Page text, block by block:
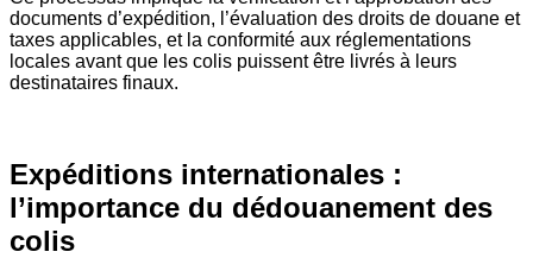
documents d’expédition, l’évaluation des droits de douane et
taxes applicables, et la conformité aux réglementations
locales avant que les colis puissent être livrés à leurs
destinataires finaux.
Expéditions internationales :
l’importance du dédouanement des
colis